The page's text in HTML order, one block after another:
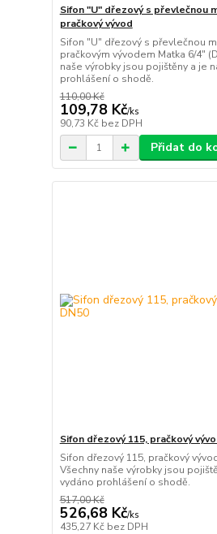
Sifon "U" dřezový s převlečnou
pračkový vývod
Sifon "U" dřezový s převlečnou
pračkovým vývodem Matka 6/4"
naše výrobky jsou pojištěny a je
prohlášení o shodě.
110,00 Kč
109,78 Kč/ks
90,73 Kč bez DPH
Přidat do
Sifon dřezový 115, pračkový
Sifon dřezový 115, pračkový
Všechny naše výrobky jsou
vydáno prohlášení o shodě.
517,00 Kč
526,68 Kč/ks
435,27 Kč bez DPH